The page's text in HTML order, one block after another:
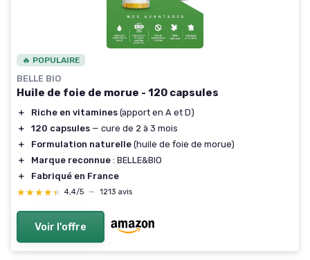
🔥 POPULAIRE
BELLE BIO
Huile de foie de morue - 120 capsules
＋ Riche en vitamines (apport en A et D)
＋
120 capsules — cure de 2 à 3 mois
＋
Formulation naturelle (huile de foie de morue)
＋
Marque reconnue : BELLE&BIO
＋
Fabriqué en France
★★★★★
★★★★★ 4,4/5 — 1213 avis
Voir l'offre